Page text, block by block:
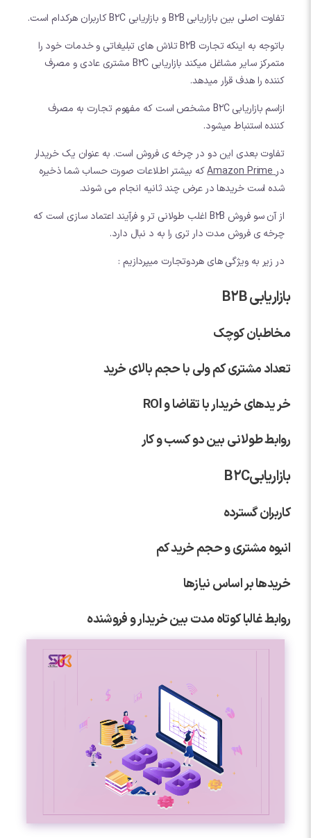
تفاوت اصلی بین بازاریابی B2B و بازاریابی B2C کاربران هرکدام است.
باتوجه به اینکه تجارت B2B تلاش های تبلیغاتی و خدمات خود را
متمرکز سایر مشاغل میکند بازاریابی B2C مشتری عادی و مصرف
کننده را هدف قرار میدهد.
ازاسم بازاریابی B2C مشخص است که مفهوم تجارت به مصرف
کننده استنباط میشود.
تفاوت بعدی این دو در چرخه ی فروش است. به عنوان یک خریدار
درAmazon Prime
که بیشتر اطلاعات صورت حساب شما ذخیره
شده است خریدها در عرض چند ثانیه انجام می شوند.
از آن سو فروش B2B اغلب طولانی تر و فرآیند اعتماد سازی است که
چرخه ی فروش مدت دار تری را به د نبال دارد.
در زیر به ویژگی های هردوتجارت میپردازیم :
بازاریابی B2B
مخاطبان کوچک
تعداد مشتری کم ولی با حجم بالای خرید
خر یدهای خریدار با تقاضا و ROl
روابط طولانی بین دو کسب و کار
بازاریابیB2C
کاربران گسترده
انبوه مشتری و حجم خرید کم
خریدها بر اساس نیازها
روابط غالبا کوتاه مدت بین خریدار و فروشنده